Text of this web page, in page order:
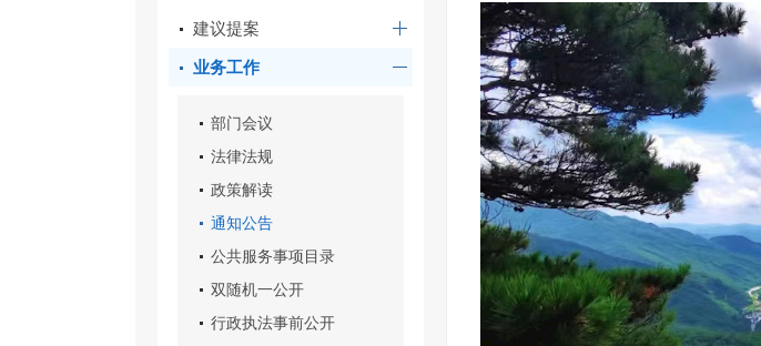
建议提案
业务工作
部门会议
法律法规
政策解读
通知公告
公共服务事项目录
双随机一公开
行政执法事前公开